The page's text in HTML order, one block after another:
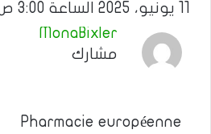
MonaBixler
مشارك
Pharmacie européenne